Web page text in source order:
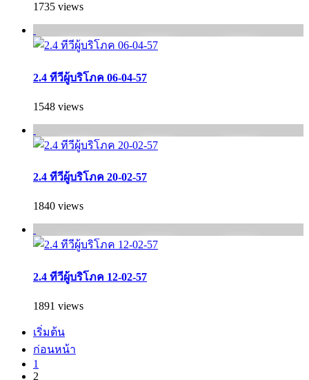
1735 views
2.4 ทีวีผู้บริโภค 06-04-57
1548 views
2.4 ทีวีผู้บริโภค 20-02-57
1840 views
2.4 ทีวีผู้บริโภค 12-02-57
1891 views
เริ่มต้น
ก่อนหน้า
1
2